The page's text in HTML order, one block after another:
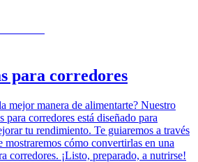
para corredores
mejor manera de alimentarte? Nuestro
para corredores está diseñado para
tu rendimiento. Te guiaremos a través
cómo convertirlas en una
corredores. ¡Listo, preparado, a nutrirse!